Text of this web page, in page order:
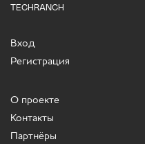
TECHRANCH
Вход
Регистрация
О проекте
Контакты
Партнёры